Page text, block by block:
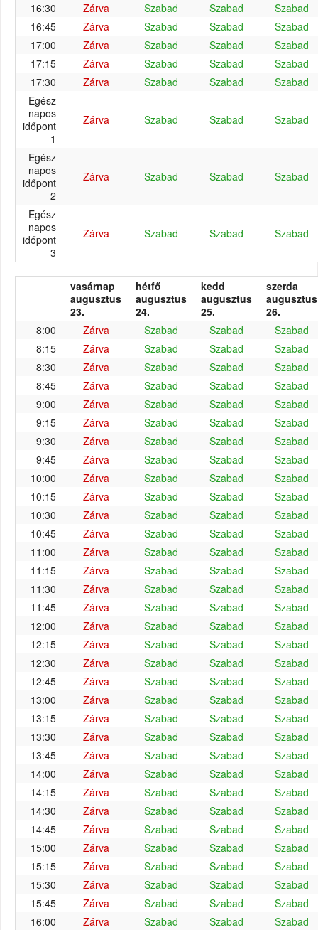
16:30 Zárva Szabad Szabad
Szabad
16:45
Zárva Szabad Szabad
Szabad
17:00
Zárva Szabad Szabad
Szabad
17:15
Zárva Szabad Szabad
Szabad
17:30
Zárva Szabad Szabad
Szabad
Egész
napos
időpont
1
Zárva Szabad Szabad Szabad
Egész
napos
időpont
2
Zárva Szabad Szabad Szabad
Egész
napos
időpont
3
Zárva Szabad Szabad Szabad
vasárnap
augusztus
23.
hétfő
augusztus
24.
kedd
augusztus
25.
szerda
augusztus
26.
8:00
Zárva Szabad Szabad
Szabad
8:15
Zárva Szabad Szabad
Szabad
8:30
Zárva Szabad Szabad
Szabad
8:45
Zárva Szabad Szabad
Szabad
9:00
Zárva Szabad Szabad
Szabad
9:15
Zárva Szabad Szabad
Szabad
9:30
Zárva Szabad Szabad
Szabad
9:45
Zárva Szabad Szabad
Szabad
10:00
Zárva Szabad Szabad
Szabad
10:15
Zárva Szabad Szabad
Szabad
10:30
Zárva Szabad Szabad
Szabad
10:45
Zárva Szabad Szabad
Szabad
11:00
Zárva Szabad Szabad
Szabad
11:15
Zárva Szabad Szabad
Szabad
11:30
Zárva Szabad Szabad
Szabad
11:45
Zárva Szabad Szabad
Szabad
12:00
Zárva Szabad Szabad
Szabad
12:15
Zárva Szabad Szabad
Szabad
12:30
Zárva Szabad Szabad
Szabad
12:45
Zárva Szabad Szabad
Szabad
13:00
Zárva Szabad Szabad
Szabad
13:15
Zárva Szabad Szabad
Szabad
13:30
Zárva Szabad Szabad
Szabad
13:45
Zárva Szabad Szabad
Szabad
14:00
Zárva Szabad Szabad
Szabad
14:15
Zárva Szabad Szabad
Szabad
14:30
Zárva Szabad Szabad
Szabad
14:45
Zárva Szabad Szabad
Szabad
15:00
Zárva Szabad Szabad
Szabad
15:15
Zárva Szabad Szabad
Szabad
15:30
Zárva Szabad Szabad
Szabad
15:45
Zárva Szabad Szabad
Szabad
16:00
Zárva Szabad Szabad
Szabad